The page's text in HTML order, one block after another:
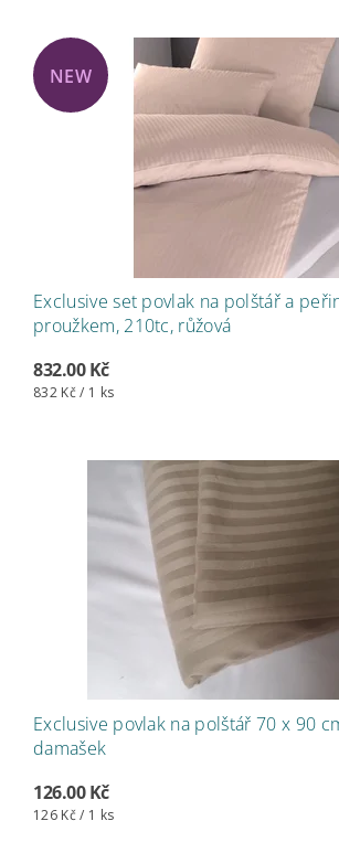
NEW
Exclusive set povlak na polštář a
proužkem, 210tc, růžová
832.00 Kč
832 Kč / 1 ks
Exclusive povlak na polštář 70 x 90
damašek
126.00 Kč
126 Kč / 1 ks